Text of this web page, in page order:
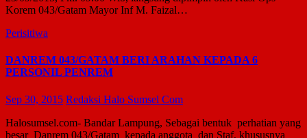
Korem 043/Gatam Mayor Inf M. Faizal…
Perisitiwa
DANREM 043/GATAM BERI ARAHAN KEPADA 6
PERSONIL PENREM
Sep 30, 2015 Redaksi Halo Sumsel Com
Halosumsel.com- Bandar Lampung, Sebagai bentuk perhatian yang
besar Danrem 043/Gatam kepada anggota dan Staf, khususnya